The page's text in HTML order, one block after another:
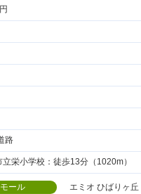
路
栄小学校：徒歩13分（1020m）
モール エミオ ひばりヶ丘